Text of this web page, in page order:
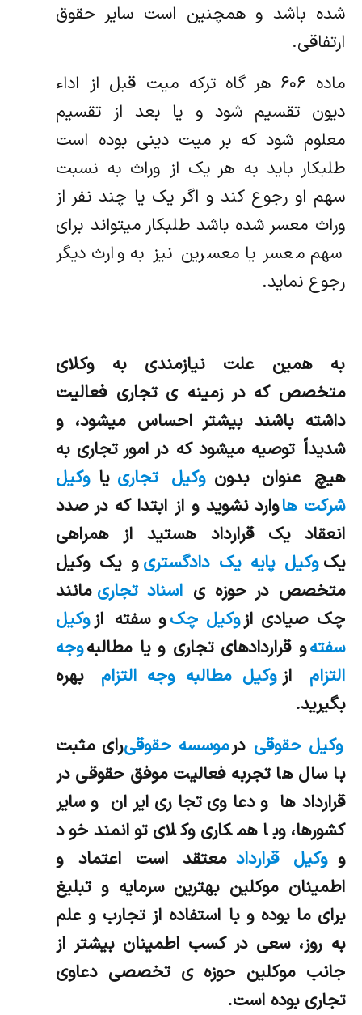
شده باشد و همچنین است سایر حقوق
ارتفاقی.
ماده ۶۰۶ هر گاه ترکه میت قبل از اداء
دیون تقسیم شود و یا بعد از تقسیم
معلوم شود که بر میت دینی بوده است
طلبکار باید به هر یک از وراث به نسبت
سهم او رجوع کند و اگر یک یا چند نفر از
وراث معسر شده باشد طلبکار میتواند برای
سهم معسر یا معسرین نیز به وارث دیگر
رجوع نماید.
به همين علت نيازمندي به وكلاي
متخصص كه در زمينه ي تجاري فعاليت
داشته باشند بيشتر احساس ميشود، و
شديداً توصيه ميشود كه در امور تجاري به
هيچ عنوان بدونوكيل تجاری یاوکیل
شرکت هاوارد نشويد و از ابتدا كه در صدد
انعقاد يك قرارداد هستيد از همراهي
یکوکیل پایه یک دادگستریو يك وكيل
متخصص در حوزه ي اسناد تجاری مانند
چک صیادی ازوکیل چکو سفته ازوکیل
سفتهو قراردادهاي تجاري و یا مطالبهوجه
التزام ازوکیل مطالبه وجه التزام بهره
بگيريد.
وکیل حقوقی درموسسه حقوقیرای مثبت
با سال ها تجربه فعالیت موفق حقوقی در
قراردادها و دعاوی تجاری ایران و سایر
کشورها، وبا همکاری وکلای توانمند خود
ووکیل قراردادمعتقد است اعتماد و
اطمینان موکلین بهترین سرمایه و تبلیغ
برای ما بوده و با استفاده از تجارب و علم
به روز، سعی در کسب اطمینان بیشتر از
جانب موکلین حوزه ی تخصصی دعاوی
تجاری بوده است.